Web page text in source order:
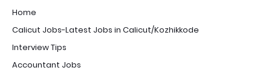
Home
Calicut Jobs-Latest Jobs in Calicut/Kozhikkode
Interview Tips
Accountant Jobs